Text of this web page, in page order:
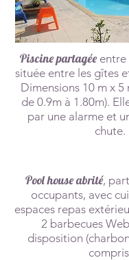
Piscine partagéeentre
située entre les gîtes
Dimensions 10 m x
de 0.9m à 1.80m).
par une alarme et
chute.
Pool house abrité,
occupants, avec
espaces repas
2 barbecues
disposition